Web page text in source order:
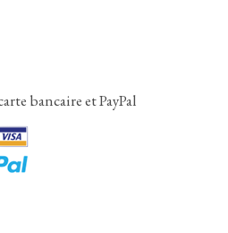
bancaire et PayPal